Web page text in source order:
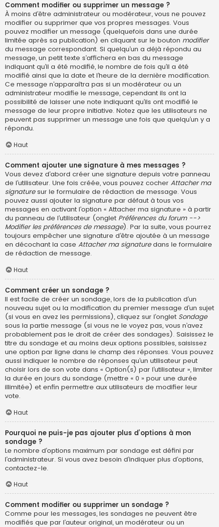
Comment modifier ou supprimer un message ?
À moins d’être administrateur ou modérateur, vous ne pouvez
modifier ou supprimer que vos propres messages. Vous
pouvez modifier un message (quelquefois dans une durée
limitée après sa publication) en cliquant sur le bouton modifier
du message correspondant. Si quelqu’un a déjà répondu au
message, un petit texte s’affichera en bas du message
indiquant qu’il a été modifié, le nombre de fois qu’il a été
modifié ainsi que la date et l’heure de la dernière modification.
Ce message n’apparaîtra pas si un modérateur ou un
administrateur modifie le message, cependant ils ont la
possibilité de laisser une note indiquant qu’ils ont modifié le
message de leur propre initiative. Notez que les utilisateurs ne
peuvent pas supprimer un message une fois que quelqu’un y a
répondu.
Haut
Comment ajouter une signature à mes messages ?
Vous devez d’abord créer une signature depuis votre panneau
de l’utilisateur. Une fois créée, vous pouvez cocher Attacher ma
signaturesur le formulaire de rédaction de message. Vous
pouvez aussi ajouter la signature par défaut à tous vos
messages en activant l’option « Attacher ma signature » à partir
du panneau de l’utilisateur (onglet Préférences du forum -->
Modifier les préférences de message). Par la suite, vous pourrez
toujours empêcher une signature d’être ajoutée à un message
en décochant la case Attacher ma signaturedans le formulaire
de rédaction de message.
Haut
Comment créer un sondage ?
Il est facile de créer un sondage, lors de la publication d’un
nouveau sujet ou la modification du premier message d’un sujet
(si vous en avez les permissions), cliquez sur l’onglet Sondage
sous la partie message (si vous ne le voyez pas, vous n’avez
probablement pas le droit de créer des sondages). Saisissez le
titre du sondage et au moins deux options possibles, saisissez
une option par ligne dans le champ des réponses. Vous pouvez
aussi indiquer le nombre de réponses qu’un utilisateur peut
choisir lors de son vote dans « Option(s) par l’utilisateur », limiter
la durée en jours du sondage (mettre « 0 » pour une durée
illimitée) et enfin permettre aux utilisateurs de modifier leur
vote.
Haut
Pourquoi ne puis-je pas ajouter plus d’options à mon
sondage ?
Le nombre d’options maximum par sondage est défini par
l’administrateur. Si vous avez besoin d’indiquer plus d’options,
contactez-le.
Haut
Comment modifier ou supprimer un sondage ?
Comme pour les messages, les sondages ne peuvent être
modifiés que par l’auteur original, un modérateur ou un